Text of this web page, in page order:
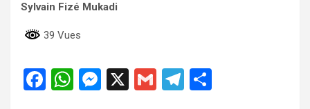
Sylvain Fizé Mukadi
39 Vues
F
W M X
G
T